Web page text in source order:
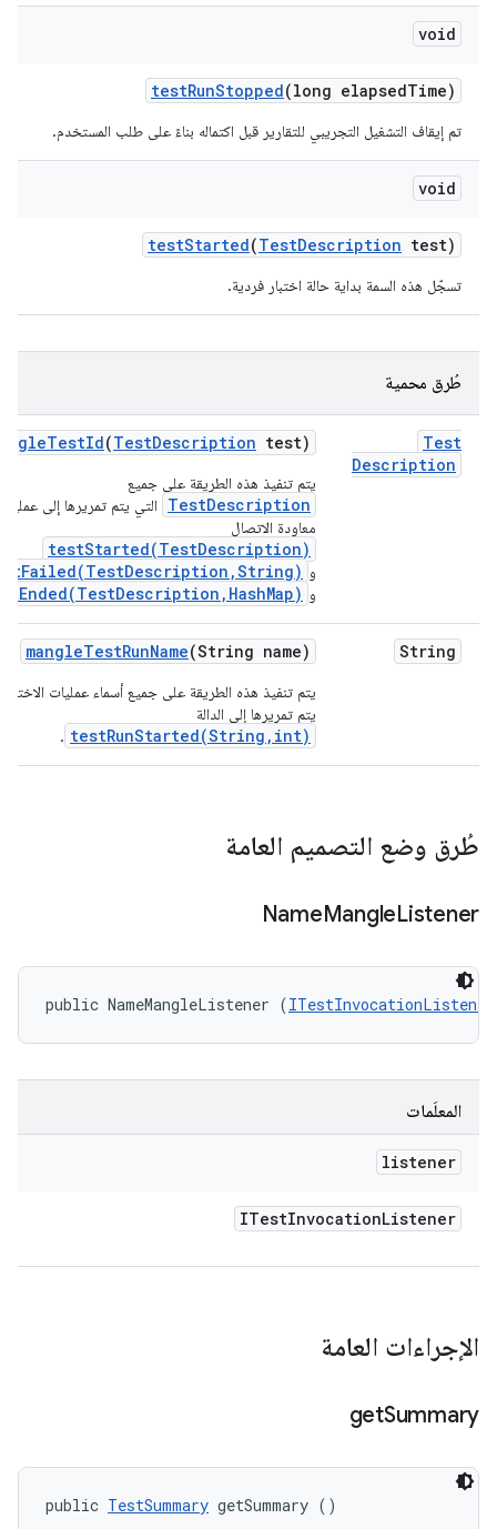
void
testRunStopped(long elapsedTime)
تم إيقاف التشغيل التجريبي للتقارير قبل اكتماله بناءً على طلب المستخدم.
void
testStarted(TestDescription test)
تسجّل هذه السمة بداية حالة اختبار فردية.
طُرق محمية
Test
Description
TestId(TestDescription test)
يتم تنفيذ هذه الطريقة على جميع
TestDescription
التي يتم تمريرها إلى
معاودة الاتصال
testStarted(TestDescription)
و
و
String
mangleTestRunName(String name)
يتم تنفيذ هذه الطريقة على جميع أسماء عمليات الاختبار
يتم تمريرها إلى الدالة
testRunStarted(String,int)
.
طُرق وضع التصميم العامة
NameMangleListener
public NameMangleListener (ITestInvocationListener
المعلَمات
listener
ITestInvocationListener
الإجراءات العامة
getSummary
public TestSummary getSummary ()